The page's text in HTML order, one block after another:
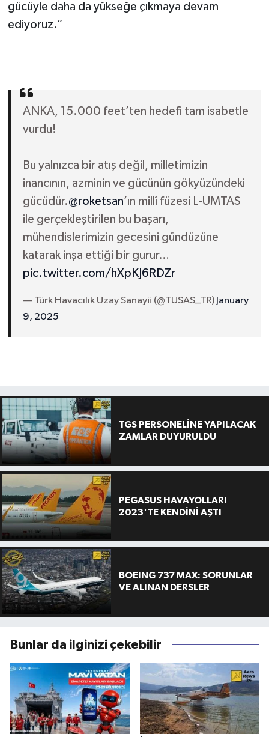
gücüyle daha da yükseğe çıkmaya devam
ediyoruz.”
ANKA, 15.000 feet’ten hedefi tam isabetle
vurdu!
Bu yalnızca bir atış değil, milletimizin
inancının, azminin ve gücünün gökyüzündeki
gücüdür.@roketsan’ın millî füzesi L-UMTAS
ile gerçekleştirilen bu başarı,
mühendislerimizin gecesini gündüzüne
katarak inşa ettiği bir gurur…
pic.twitter.com/hXpKJ6RDZr
— Türk Havacılık Uzay Sanayii (@TUSAS_TR) January
9, 2025
TGS PERSONELİNE YAPILACAK
ZAMLAR DUYURULDU
PEGASUS HAVAYOLLARI
2023'TE KENDİNİ AŞTI
BOEING 737 MAX: SORUNLAR
VE ALINAN DERSLER
Bunlar da ilginizi çekebilir